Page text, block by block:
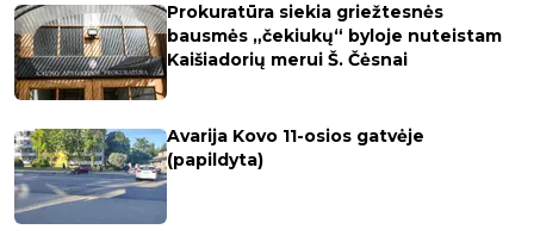
Prokuratūra siekia griežtesnės
bausmės „čekiukų“ byloje nuteistam
Kaišiadorių merui Š. Čėsnai
Avarija Kovo 11-osios gatvėje
(papildyta)